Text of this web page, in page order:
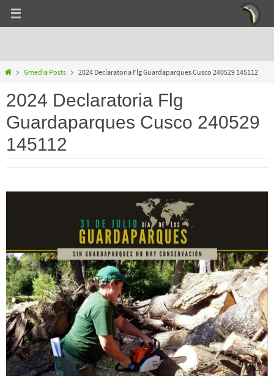
InicioGmedia Posts 2024 Declaratoria Flg Guardaparques Cusco 240529 145112
2024 Declaratoria Flg
Guardaparques Cusco 240529
145112